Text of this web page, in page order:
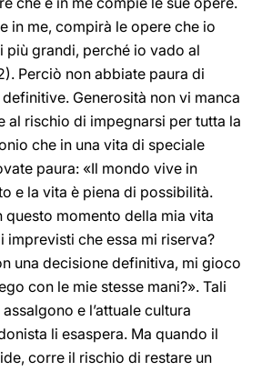
in me, compirà le opere che io
più grandi, perché io vado al
Perciò non abbiate paura di
Generosità non vi manca
al rischio di impegnarsi per tutta la
che in una vita di speciale
paura: «Il mondo vive in
e la vita è piena di possibilità.
momento della mia vita
imprevisti che essa mi riserva?
una decisione definitiva, mi gioco
con le mie stesse mani?». Tali
e l’attuale cultura
li esaspera. Ma quando il
corre il rischio di restare un